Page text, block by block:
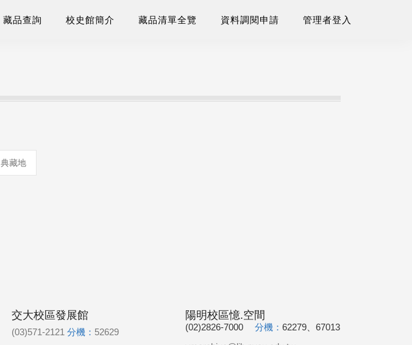
藏品查詢 校史館簡介 藏品清單全覽 資料調閱申請 管理者登入
典藏地
交大校區發展館
(03)571-2121 分機： 52629
陽明校區憶.空間
(02)2826-7000 分機： 62279、67013